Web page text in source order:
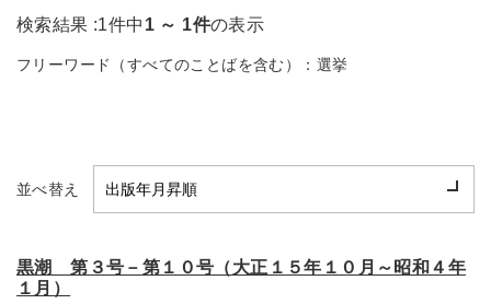
検索結果 :1件中 1 ～ 1件の表示
フリーワード（すべてのことばを含む）： 選挙
並べ替え
黒潮 第３号－第１０号（大正１５年１０月～昭和４年
１月）